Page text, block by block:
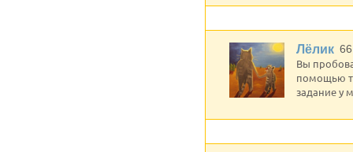
Лёлик
Вы
помощью
задание у